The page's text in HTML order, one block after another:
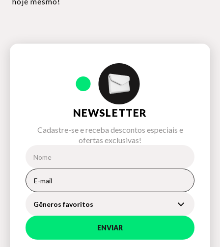
NEWSLETTER
Cadastre-se e receba descontos especiais e
ofertas exclusivas!
Gêneros favoritos
ENVIAR